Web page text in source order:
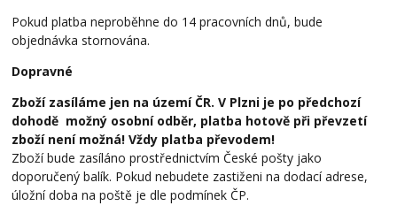
Pokud platba neproběhne do 14 pracovních dnů, bude
objednávka stornována.
Dopravné
Zboží zasíláme jen na území ČR. V Plzni je po předchozí
dohodě možný osobní odběr, platba hotově při převzetí
zboží není možná! Vždy platba převodem!
Zboží bude zasíláno prostřednictvím České pošty jako
doporučený balík. Pokud nebudete zastiženi na dodací adrese,
úložní doba na poště je dle podmínek ČP.